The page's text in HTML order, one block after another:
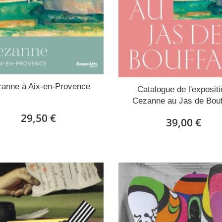
à Aix-en-Provence
29,50 €
Catalogue de
Cezanne au Jas de
39,00 €